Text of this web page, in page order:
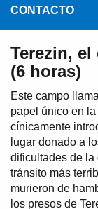
CONTACTO
Terezin,
(6 horas)
Este campo
papel único en
cínicamente
lugar donado a
dificultades de la
tránsito más
murieron de
los presos de